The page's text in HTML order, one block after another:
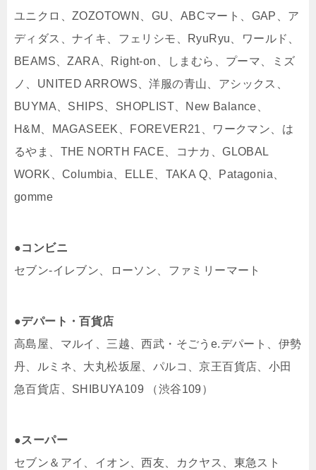
ユニクロ、ZOZOTOWN、GU、ABCマート、GAP、ア
ディダス、ナイキ、フェリシモ、RyuRyu、ワールド、
BEAMS、ZARA、Right-on、しまむら、プーマ、ミズ
ノ、UNITED ARROWS、洋服の青山、アシックス、
BUYMA、SHIPS、SHOPLIST、New Balance、
H&M、MAGASEEK、FOREVER21、ワークマン、は
るやま、THE NORTH FACE、コナカ、GLOBAL
WORK、Columbia、ELLE、TAKA Q、Patagonia、
gomme
●コンビニ
セブン‐イレブン、ローソン、ファミリーマート
●デパート・百貨店
高島屋、マルイ、三越、西武・そごうe.デパート、伊勢
丹、ルミネ、大丸松坂屋、パルコ、京王百貨店、小田
急百貨店、SHIBUYA109 （渋谷109）
●スーパー
セブン＆アイ、イオン、西友、カクヤス、東急スト